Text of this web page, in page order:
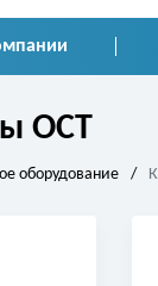
ОСТ
оборудование /